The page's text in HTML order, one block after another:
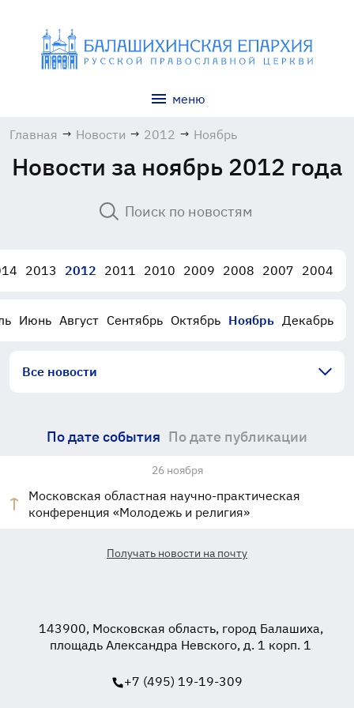
меню
Главная → Новости → 2012 → Ноябрь
Новости за ноябрь 2012 года
2013 2012 2011 2010 2009 2008 2007 2004
Июнь Август Сентябрь Октябрь Ноябрь Декабрь
Все новости
По дате события По дате публикации
26 ноября
Московская областная научно-практическая
конференция «Молодежь и религия»
Получать новости на почту
143900, Московская область, город Балашиха,
площадь Александра Невского, д. 1 корп. 1
+7 (495) 19-19-309